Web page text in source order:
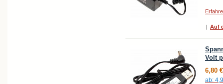
| Auf
Volt
6,80 €
ab: